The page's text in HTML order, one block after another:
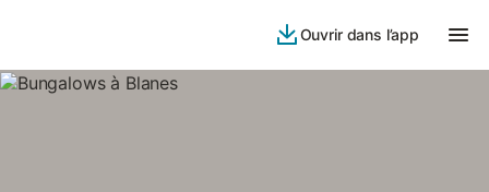
Ouvrir dans l’app